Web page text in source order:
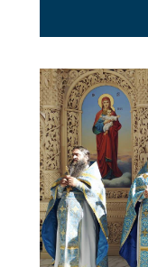
Богородиці.
богослужіння у